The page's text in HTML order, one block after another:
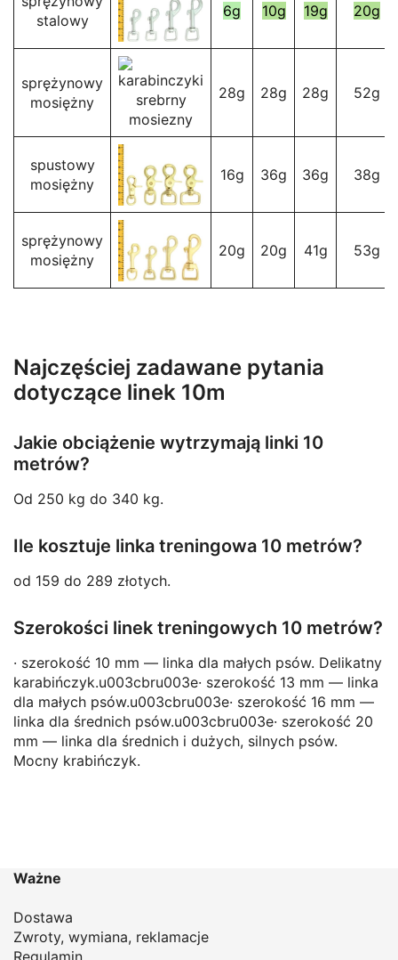
stalowy
6g 10g 19g 20g
sprężynowy
mosiężny
28g 28g 28g 52g
spustowy
mosiężny
16g 36g 36g 38g
sprężynowy
mosiężny
20g 20g 41g 53g
Najczęściej zadawane pytania
dotyczące linek 10m
Jakie obciążenie wytrzymają linki 10
metrów?
Od 250 kg do 340 kg.
Ile kosztuje linka treningowa 10 metrów?
od 159 do 289 złotych.
Szerokości linek treningowych 10 metrów?
· szerokość 10 mm — linka dla małych psów. Delikatny
karabińczyk.u003cbru003e· szerokość 13 mm — linka
dla małych psów.u003cbru003e· szerokość 16 mm —
linka dla średnich psów.u003cbru003e· szerokość 20
mm — linka dla średnich i dużych, silnych psów.
Mocny krabińczyk.
Ważne
Dostawa
Zwroty, wymiana, reklamacje